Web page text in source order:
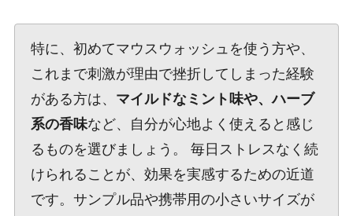
特に、初めてマウスウォッシュを使う方や、
これまで刺激が理由で挫折してしまった経験
がある方は、 マイルドなミント味や、ハーブ
系の香味など、自分が心地よく使えると感じ
るものを選びましょう。 毎日ストレスなく続
けられることが、効果を実感するための近道
です。サンプル品や携帯用の小さいサイズが